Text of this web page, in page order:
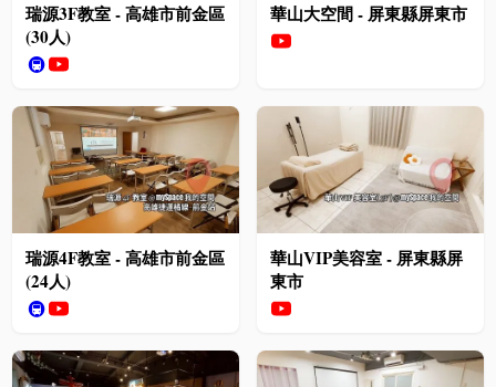
瑞源3F教室 - 高雄市前金區
(30人)
🚇
華山大空間 - 屏東縣屏東市
瑞源4F教室 - 高雄市前金區
(24人)
🚇
華山VIP美容室 - 屏東縣屏
東市